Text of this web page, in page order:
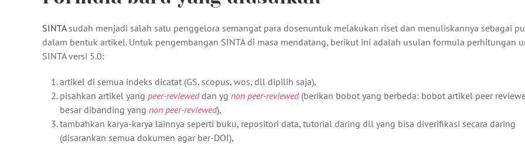
SINTAsudah menjadi salah satu penggelora semangat para dosenuntuk melakukan riset dan menuliskannya sebagai
dalam bentuk artikel. Untuk pengembangan SINTA di masa mendatang, berikut ini adalah usulan formula perhitungan
SINTA versi 5.0:
artikel di semua indeks dicatat (GS, scopus, wos, dll dipilih saja),
pisahkan artikel yang peer-revieweddan yg non peer-reviewed(berikan bobot yang berbeda: bobot artikel peer
besar dibanding yang non peer-reviewed),
tambahkan karya-karya lainnya seperti buku, repositori data, tutorial daring dll yang bisa diverifikasi secara daring
(disarankan semua dokumen agar ber-DOI),